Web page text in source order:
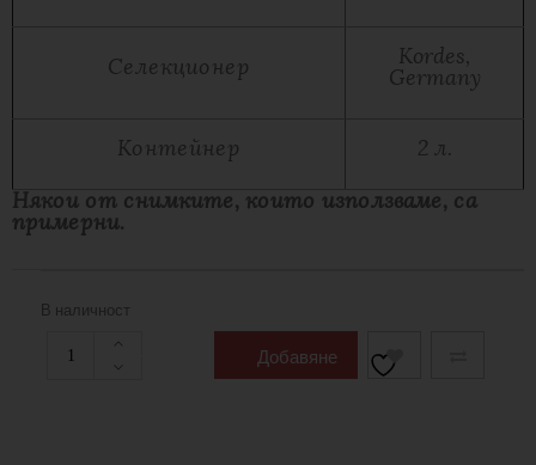
Селекционер
Kordes,
Germany
Контейнер
2 л.
Някои от снимките, които използваме, са
примерни.
В наличност
Добавяне